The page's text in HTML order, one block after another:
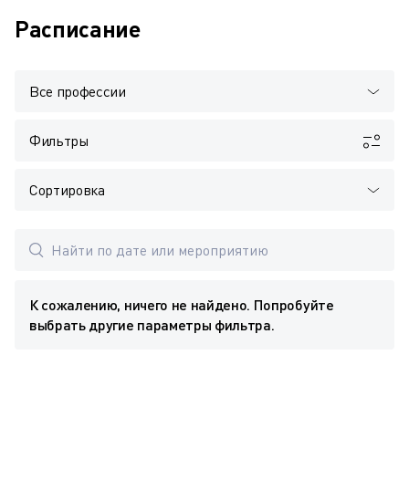
Расписание
Все профессии
Фильтры
Сортировка
К сожалению, ничего не найдено. Попробуйте
выбрать другие параметры фильтра.